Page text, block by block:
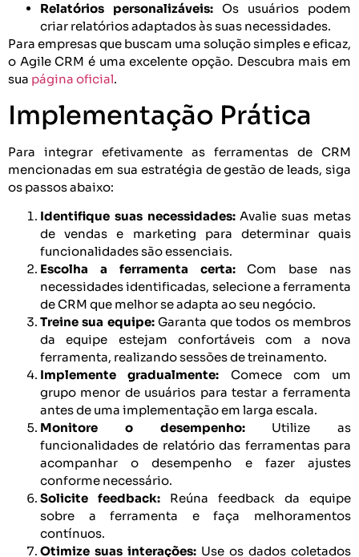
Relatórios personalizáveis: Os usuários podem
criar relatórios adaptados às suas necessidades.
Para empresas que buscam uma solução simples e eficaz,
o Agile CRM é uma excelente opção. Descubra mais em
sua página oficial.
Implementação Prática
Para integrar efetivamente as ferramentas de CRM
mencionadas em sua estratégia de gestão de leads, siga
os passos abaixo:
Identifique suas necessidades:Avalie suas metas
de vendas e marketing para determinar quais
funcionalidades são essenciais.
Escolha a ferramenta certa:Com base nas
necessidades identificadas, selecione a ferramenta
de CRM que melhor se adapta ao seu negócio.
Treine sua equipe:Garanta que todos os membros
da equipe estejam confortáveis com a nova
ferramenta, realizando sessões de treinamento.
Implemente gradualmente: Comece com um
grupo menor de usuários para testar a ferramenta
antes de uma implementação em larga escala.
Monitore o desempenho:Utilize as
funcionalidades de relatório das ferramentas para
acompanhar o desempenho e fazer ajustes
conforme necessário.
Solicite feedback: Reúna feedback da equipe
sobre a ferramenta e faça melhoramentos
contínuos.
Otimize suas interações: Use os dados coletados